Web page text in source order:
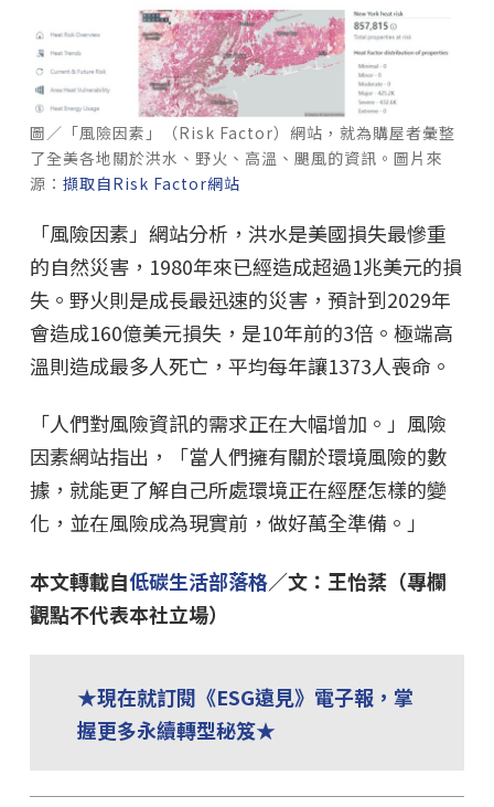
圖／「風險因素」（Risk Factor）網站，就為購屋者彙整
了全美各地關於洪水、野火、高溫、颶風的資訊。圖片來
源： 擷取自Risk Factor網站
「風險因素」網站分析，洪水是美國損失最慘重
的自然災害，1980年來已經造成超過1兆美元的損
失。野火則是成長最迅速的災害，預計到2029年
會造成160億美元損失，是10年前的3倍。極端高
溫則造成最多人死亡，平均每年讓1373人喪命。
「人們對風險資訊的需求正在大幅增加。」風險
因素網站指出，「當人們擁有關於環境風險的數
據，就能更了解自己所處環境正在經歷怎樣的變
化，並在風險成為現實前，做好萬全準備。」
本文轉載自低碳生活部落格／文：王怡棻（專欄
觀點不代表本社立場）
★現在就訂閱《ESG遠見》電子報，掌
握更多永續轉型秘笈★